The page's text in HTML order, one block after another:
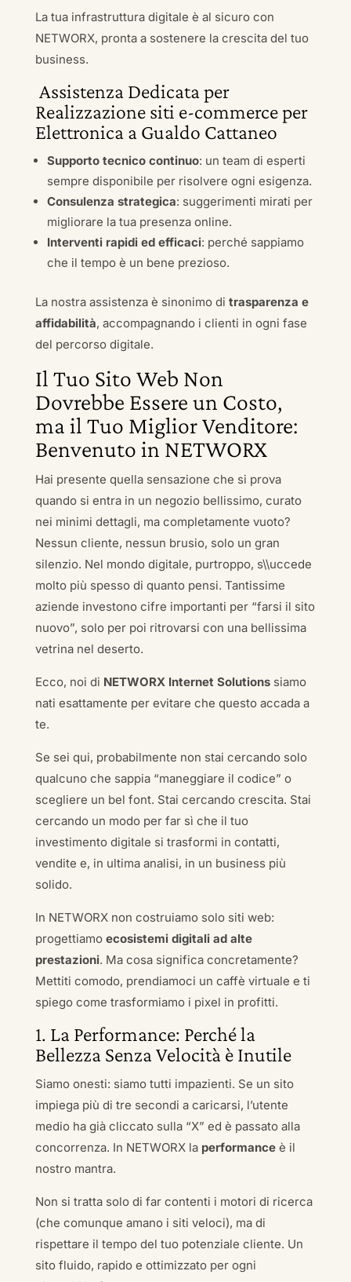
La tua infrastruttura digitale è al sicuro con
NETWORX, pronta a sostenere la crescita del tuo
business.
Assistenza Dedicata per
Realizzazione siti e-commerce per
Elettronica a Gualdo Cattaneo
Supporto tecnico continuo: un team di esperti
sempre disponibile per risolvere ogni esigenza.
Consulenza strategica: suggerimenti mirati per
migliorare la tua presenza online.
Interventi rapidi ed efficaci: perché sappiamo
che il tempo è un bene prezioso.
La nostra assistenza è sinonimo di trasparenza e
affidabilità, accompagnando i clienti in ogni fase
del percorso digitale.
Il Tuo Sito Web Non
Dovrebbe Essere un Costo,
ma il Tuo Miglior Venditore:
Benvenuto in NETWORX
Hai presente quella sensazione che si prova
quando si entra in un negozio bellissimo, curato
nei minimi dettagli, ma completamente vuoto?
Nessun cliente, nessun brusio, solo un gran
silenzio. Nel mondo digitale, purtroppo, s\\uccede
molto più spesso di quanto pensi. Tantissime
aziende investono cifre importanti per “farsi il sito
nuovo”, solo per poi ritrovarsi con una bellissima
vetrina nel deserto.
Ecco, noi di NETWORX Internet Solutionssiamo
nati esattamente per evitare che questo accada a
te.
Se sei qui, probabilmente non stai cercando solo
qualcuno che sappia “maneggiare il codice” o
scegliere un bel font. Stai cercando crescita. Stai
cercando un modo per far sì che il tuo
investimento digitale si trasformi in contatti,
vendite e, in ultima analisi, in un business più
solido.
In NETWORX non costruiamo solo siti web:
progettiamo ecosistemi digitali ad alte
prestazioni. Ma cosa significa concretamente?
Mettiti comodo, prendiamoci un caffè virtuale e ti
spiego come trasformiamo i pixel in profitti.
1. La Performance: Perché la
Bellezza Senza Velocità è Inutile
Siamo onesti: siamo tutti impazienti. Se un sito
impiega più di tre secondi a caricarsi, l’utente
medio ha già cliccato sulla “X” ed è passato alla
concorrenza. In NETWORX la performanceè il
nostro mantra.
Non si tratta solo di far contenti i motori di ricerca
(che comunque amano i siti veloci), ma di
rispettare il tempo del tuo potenziale cliente. Un
sito fluido, rapido e ottimizzato per ogni